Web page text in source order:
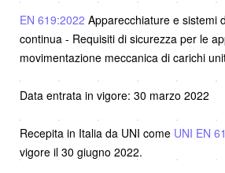
EN 619:2022 Apparecchiature e sistemi
continua - Requisiti di sicurezza per le
movimentazione meccanica di carichi
Data entrata in vigore: 30 marzo 2022
Recepita in Italia da UNI come UNI EN
vigore il 30 giugno 2022.